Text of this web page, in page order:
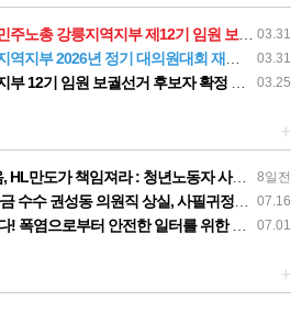
03.31
강릉지역지부 제12기 임원 보궐선거결과 공고
03.31
부 2026년 정기 대의원대회 재소집 건
03.25
12기 임원 보궐선거 후보자 확정 공고
+
8일전
년노동자 사망사고의 철저한 진상규명과 재발방지 대책 마련하라
07.16
수 권성동 의원직 상실, 사필귀정이다
07.01
일터를 위한 민주노총 강원지역본부 폭염감시단 선포 기자회견
+